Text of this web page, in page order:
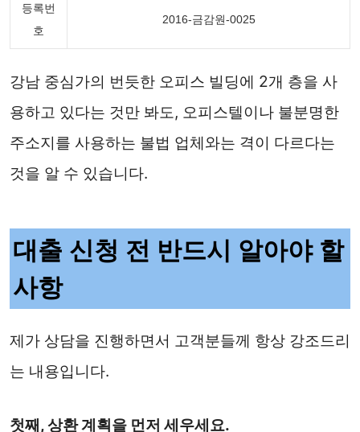
등록번
호
2016-금감원-0025
강남 중심가의 번듯한 오피스 빌딩에 2개 층을 사
용하고 있다는 것만 봐도, 오피스텔이나 불분명한
주소지를 사용하는 불법 업체와는 격이 다르다는
것을 알 수 있습니다.
대출 신청 전 반드시 알아야 할
사항
제가 상담을 진행하면서 고객분들께 항상 강조드리
는 내용입니다.
첫째, 상환 계획을 먼저 세우세요.